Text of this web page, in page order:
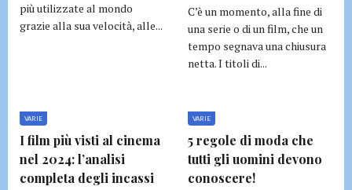
più utilizzate al mondo
grazie alla sua velocità, alle...
C’è un momento, alla fine di
una serie o di un film, che un
tempo segnava una chiusura
netta. I titoli di...
VARIE
I film più visti al cinema
nel 2024: l’analisi
completa degli incassi
VARIE
5 regole di moda che
tutti gli uomini devono
conoscere!